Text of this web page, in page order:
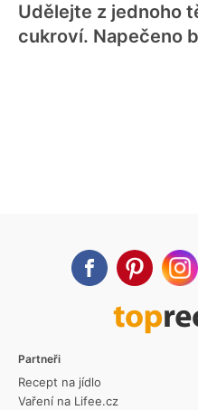
Udělejte z jednoho
cukroví. Napečeno
Partneři
Recept na jídlo
Vaření na Lifee.cz